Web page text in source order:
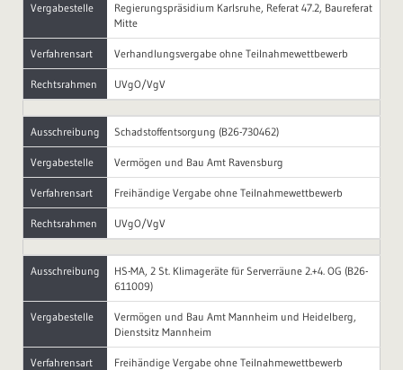
Vergabestelle
Regierungspräsidium Karlsruhe, Referat 47.2, Baureferat
Mitte
Verfahrensart Verhandlungsvergabe ohne Teilnahmewettbewerb
Rechtsrahmen UVgO/VgV
Ausschreibung Schadstoffentsorgung (B26-730462)
Vergabestelle Vermögen und Bau Amt Ravensburg
Verfahrensart Freihändige Vergabe ohne Teilnahmewettbewerb
Rechtsrahmen UVgO/VgV
Ausschreibung
HS-MA, 2 St. Klimageräte für Serverräune 2.+4. OG (B26-
611009)
Vergabestelle
Vermögen und Bau Amt Mannheim und Heidelberg,
Dienstsitz Mannheim
Verfahrensart Freihändige Vergabe ohne Teilnahmewettbewerb